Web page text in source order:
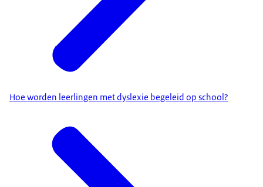
Hoe worden leerlingen met dyslexie begeleid op school?